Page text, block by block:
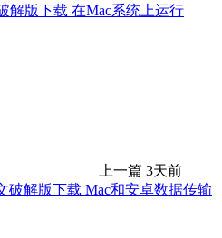
解版下载 在Mac系统上运行
上一篇 3天前
破解版下载 Mac和安卓数据传输